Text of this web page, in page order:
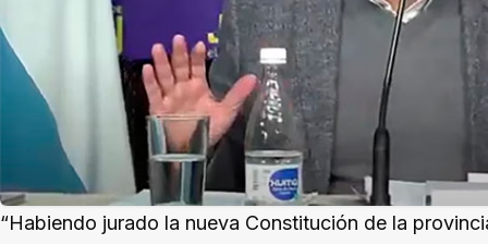
“Habiendo jurado la nueva Constitución de la